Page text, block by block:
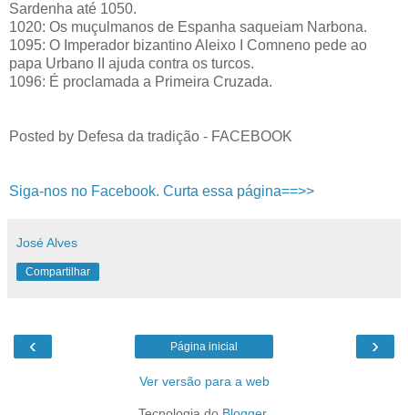
Sardenha até 1050.
1020: Os muçulmanos de Espanha saqueiam Narbona.
1095: O Imperador bizantino Aleixo I Comneno pede ao
papa Urbano II ajuda contra os turcos.
1096: É proclamada a Primeira Cruzada.
Posted by Defesa da tradição - FACEBOOK
Siga-nos no Facebook. Curta essa página==>>
José Alves
Compartilhar
‹ ›
Página inicial
Ver versão para a web